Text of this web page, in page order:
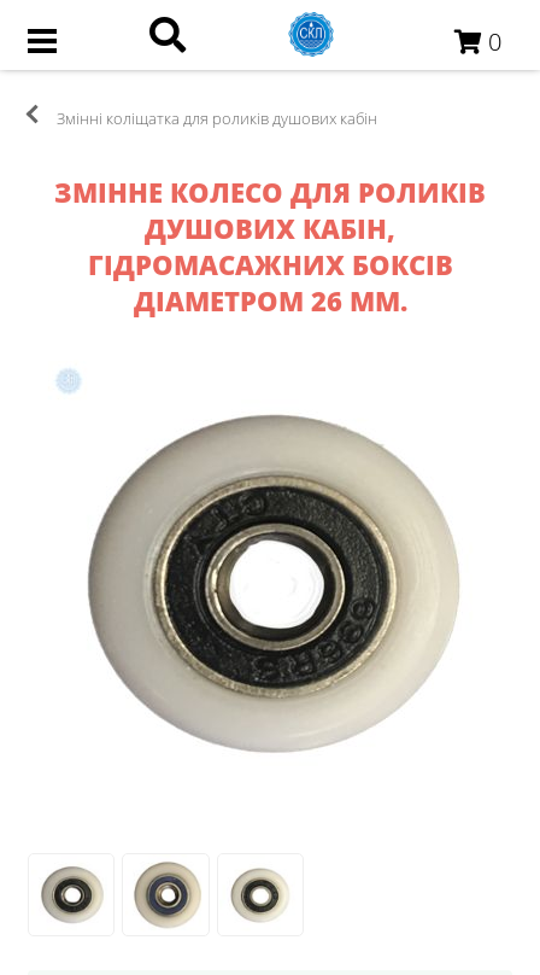
0
Змінні коліщатка для роликів душових кабін
ЗМІННЕ КОЛЕСО ДЛЯ РОЛИКІВ
ДУШОВИХ КАБІН,
ГІДРОМАСАЖНИХ БОКСІВ
ДІАМЕТРОМ 26 ММ.